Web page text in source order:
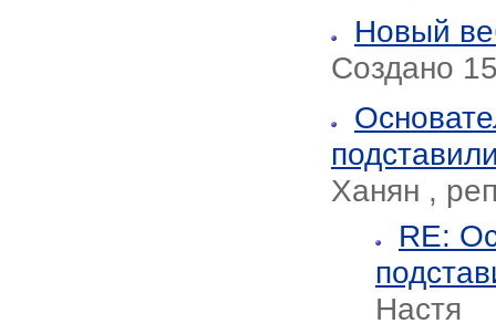
Новый
Создано
Ханян ,
RE:
Настя